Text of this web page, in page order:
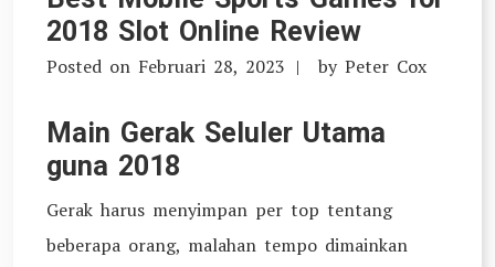
2018 Slot Online Review
Posted on Februari 28, 2023 by Peter Cox
Main Gerak Seluler Utama
guna 2018
Gerak harus menyimpan per top tentang
beberapa orang, malahan tempo dimainkan